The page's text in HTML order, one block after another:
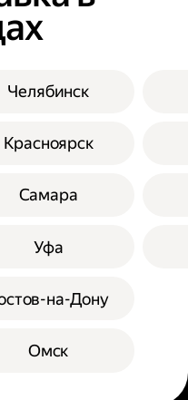
Челябинск
Красноярск
Самара
Уфа
на-Дону
Омск